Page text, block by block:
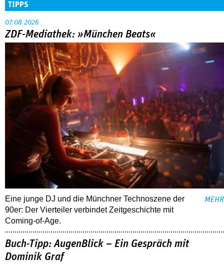
TIPPS
07.08.2026
ZDF-Mediathek: »München Beats«
Eine junge DJ und die Münchner Technoszene der
90er: Der Vierteiler verbindet Zeitgeschichte mit
Coming-of-Age.
MEHR
Buch-Tipp: AugenBlick – Ein Gespräch mit
Dominik Graf